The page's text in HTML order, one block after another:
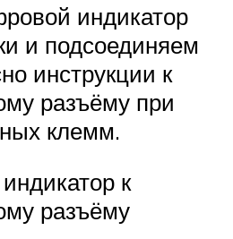
индикатор
и подсоединяем
инструкции к
разъёму при
клемм.
к
разъёму